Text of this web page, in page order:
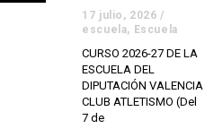
17 julio, 2026 /
escuela, Escuela
CURSO 2026-27 DE LA
ESCUELA DEL
DIPUTACIÓN VALENCIA
CLUB ATLETISMO (Del
7 de